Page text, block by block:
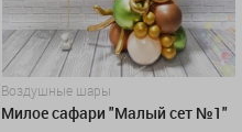
Воздушные шары
Милое сафари "Малый сет №1"